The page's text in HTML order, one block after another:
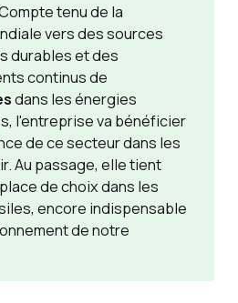
tenu de la
vers des sources
durables et des
continus de
dans les énergies
l'entreprise va bénéficier
de ce secteur dans les
Au passage, elle tient
de choix dans les
encore indispensable
de notre